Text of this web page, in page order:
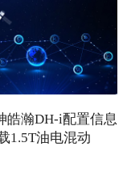
皓瀚DH-i配置信息
1.5T油电混动